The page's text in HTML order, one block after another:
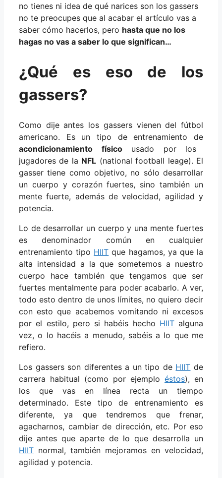
no tienes ni idea de qué narices son los gassers
no te preocupes que al acabar el artículo vas a
saber cómo hacerlos, pero hasta que no los
hagas no vas a saber lo que significan…
¿Qué es eso de los
gassers?
Como dije antes los gassers vienen del fútbol
americano. Es un tipo de entrenamiento de
acondicionamiento físicousado por los
jugadores de la NFL (national football leage). El
gasser tiene como objetivo, no sólo desarrollar
un cuerpo y corazón fuertes, sino también un
mente fuerte, además de velocidad, agilidad y
potencia.
Lo de desarrollar un cuerpo y una mente fuertes
es denominador común en cualquier
entrenamiento tipo HIIT que hagamos, ya que la
alta intensidad a la que sometemos a nuestro
cuerpo hace también que tengamos que ser
fuertes mentalmente para poder acabarlo. A ver,
todo esto dentro de unos límites, no quiero decir
con esto que acabemos vomitando ni excesos
por el estilo, pero si habéis hecho HIITalguna
vez, o lo hacéis a menudo, sabéis a lo que me
refiero.
Los gassers son diferentes a un tipo de HIIT de
carrera habitual (como por ejemplo éstos), en
los que vas en línea recta un tiempo
determinado. Este tipo de entrenamiento es
diferente, ya que tendremos que frenar,
agacharnos, cambiar de dirección, etc. Por eso
dije antes que aparte de lo que desarrolla un
HIIT normal, también mejoramos en velocidad,
agilidad y potencia.